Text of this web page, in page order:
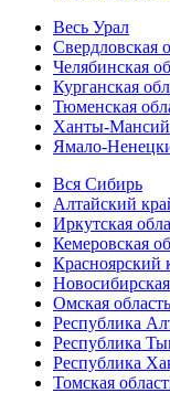
Весь Урал
Свердловская
Челябинская
Курганская
Тюменская
Ханты-
Ямало-
Вся Сибирь
Алтайский
Иркутская
Кемеровская
Красноярский
Омская область
Республика
Республика
Республика
Томская